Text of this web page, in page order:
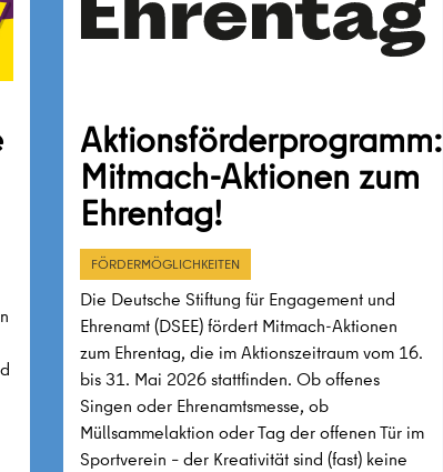
Aktionsförderprogramm:
Mitmach-Aktionen zum
Ehrentag!
FÖRDERMÖGLICHKEITEN
Die Deutsche Stiftung für Engagement und
Ehrenamt (DSEE) fördert Mitmach-Aktionen
zum Ehrentag, die im Aktionszeitraum vom 16.
bis 31. Mai 2026 stattfinden. Ob offenes
Singen oder Ehrenamtsmesse, ob
Müllsammelaktion oder Tag der offenen Tür im
Sportverein – der Kreativität sind (fast) keine